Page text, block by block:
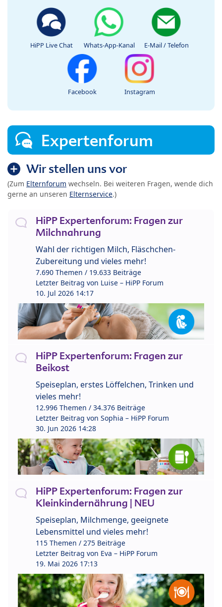
HiPP Live Chat Whats-App-Kanal E-Mail / Telefon
Facebook Instagram
Expertenforum
Wir stellen uns vor
(Zum Elternforum wechseln. Bei weiteren Fragen, wende dich
gerne an unseren Elternservice.)
HiPP Expertenforum: Fragen zur
Milchnahrung
Wahl der richtigen Milch, Fläschchen-
Zubereitung und vieles mehr!
7.690 Themen / 19.633 Beiträge
Letzter Beitrag von Luise – HiPP Forum
10. Jul 2026 14:17
HiPP Expertenforum: Fragen zur
Beikost
Speiseplan, erstes Löffelchen, Trinken und
vieles mehr!
12.996 Themen / 34.376 Beiträge
Letzter Beitrag von Sophia – HiPP Forum
30. Jun 2026 14:28
HiPP Expertenforum: Fragen zur
Kleinkindernährung | NEU
Speiseplan, Milchmenge, geeignete
Lebensmittel und vieles mehr!
115 Themen / 275 Beiträge
Letzter Beitrag von Eva – HiPP Forum
19. Mai 2026 17:13